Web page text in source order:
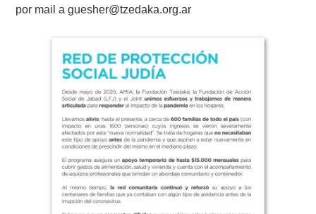
por mail aguesher@tzedaka.org.ar